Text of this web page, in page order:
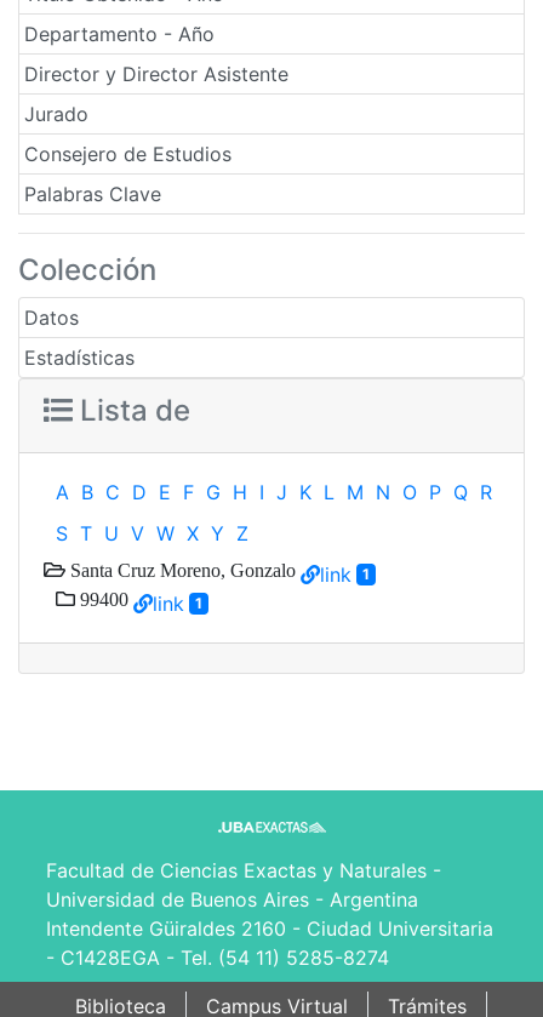
Departamento - Año
Director y Director Asistente
Jurado
Consejero de Estudios
Palabras Clave
Colección
Datos
Estadísticas
Lista de
A B C D E F G H I J K L M N O P Q R
S T U V W X Y Z
Santa Cruz Moreno, Gonzalo link 1
99400 link 1
Facultad de Ciencias Exactas y Naturales -
Universidad de Buenos Aires - Argentina
Intendente Güiraldes 2160 - Ciudad Universitaria
- C1428EGA - Tel. (54 11) 5285-8274
Biblioteca
Campus Virtual Trámites